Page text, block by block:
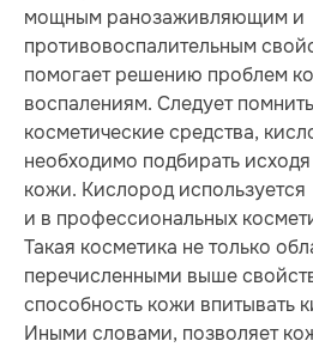
мощным ранозаживляющим и
противовоспалительным
помогает решению проблем
воспалениям. Следует
косметические средства,
необходимо подбирать
кожи. Кислород используется
и в профессиональных
Такая косметика не только
перечисленными выше
способность кожи впитывать
Иными словами, позволяет